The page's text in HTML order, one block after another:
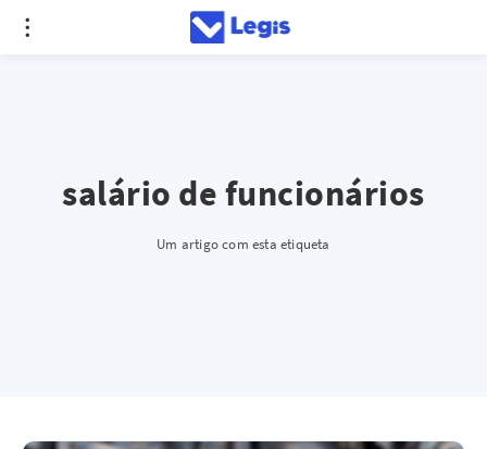
salário de funcionários
Um artigo com esta etiqueta